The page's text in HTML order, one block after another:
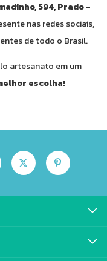
594, Prado -
nas redes sociais,
de todo o Brasil.
artesanato em um
escolha!